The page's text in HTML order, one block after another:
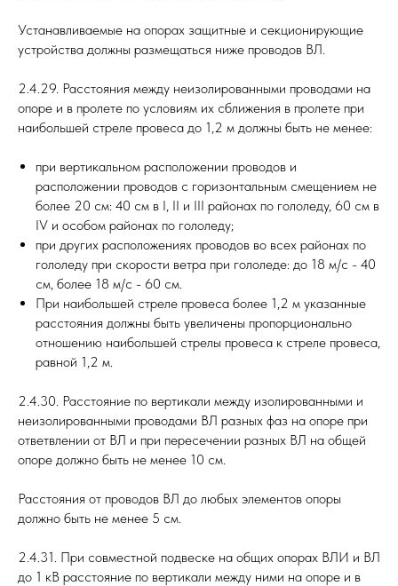
Устанавливаемые на опорах защитные и секционирующие
устройства должны размещаться ниже проводов ВЛ.
2.4.29. Расстояния между неизолированными проводами на
опоре и в пролете по условиям их сближения в пролете при
наибольшей стреле провеса до 1,2 м должны быть не менее:
при вертикальном расположении проводов и
расположении проводов с горизонтальным смещением не
более 20 см: 40 см в I, II и III районах по гололеду, 60 см в
IV и особом районах по гололеду;
при других расположениях проводов во всех районах по
гололеду при скорости ветра при гололеде: до 18 м/с - 40
см, более 18 м/с - 60 см.
При наибольшей стреле провеса более 1,2 м указанные
расстояния должны быть увеличены пропорционально
отношению наибольшей стрелы провеса к стреле провеса,
равной 1,2 м.
2.4.30. Расстояние по вертикали между изолированными и
неизолированными проводами ВЛ разных фаз на опоре при
ответвлении от ВЛ и при пересечении разных ВЛ на общей
опоре должно быть не менее 10 см.
Расстояния от проводов ВЛ до любых элементов опоры
должно быть не менее 5 см.
2.4.31. При совместной подвеске на общих опорах ВЛИ и ВЛ
до 1 кВ расстояние по вертикали между ними на опоре и в